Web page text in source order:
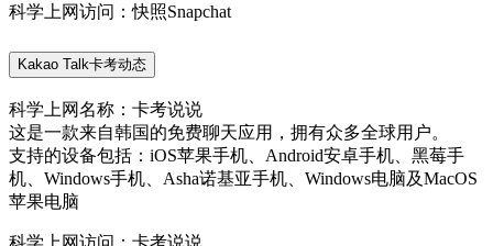
科学上网访问：快照Snapchat
Kakao Talk卡考动态
科学上网名称：卡考说说
这是一款来自韩国的免费聊天应用，拥有众多全球用户。
支持的设备包括：iOS苹果手机、Android安卓手机、黑莓手
机、Windows手机、Asha诺基亚手机、Windows电脑及MacOS
苹果电脑